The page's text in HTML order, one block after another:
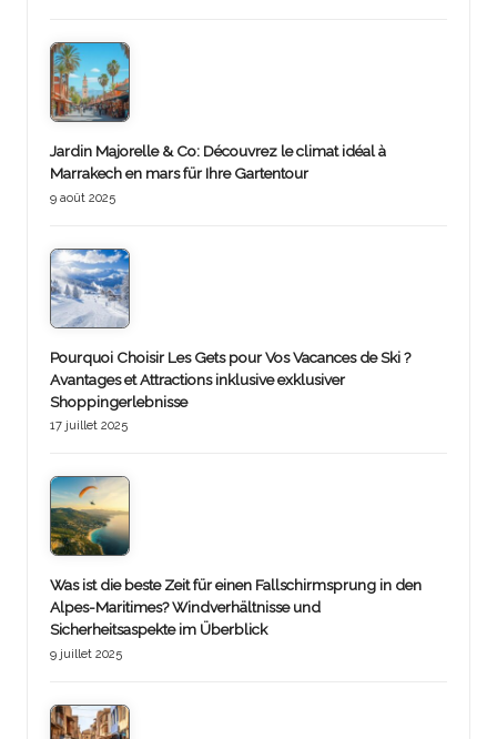
Jardin Majorelle & Co: Découvrez le climat idéal à
Marrakech en mars für Ihre Gartentour
9 août 2025
Pourquoi Choisir Les Gets pour Vos Vacances de Ski ?
Avantages et Attractions inklusive exklusiver
Shoppingerlebnisse
17 juillet 2025
Was ist die beste Zeit für einen Fallschirmsprung in den
Alpes-Maritimes? Windverhältnisse und
Sicherheitsaspekte im Überblick
9 juillet 2025